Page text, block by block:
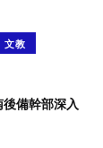
文教
備幹部深入